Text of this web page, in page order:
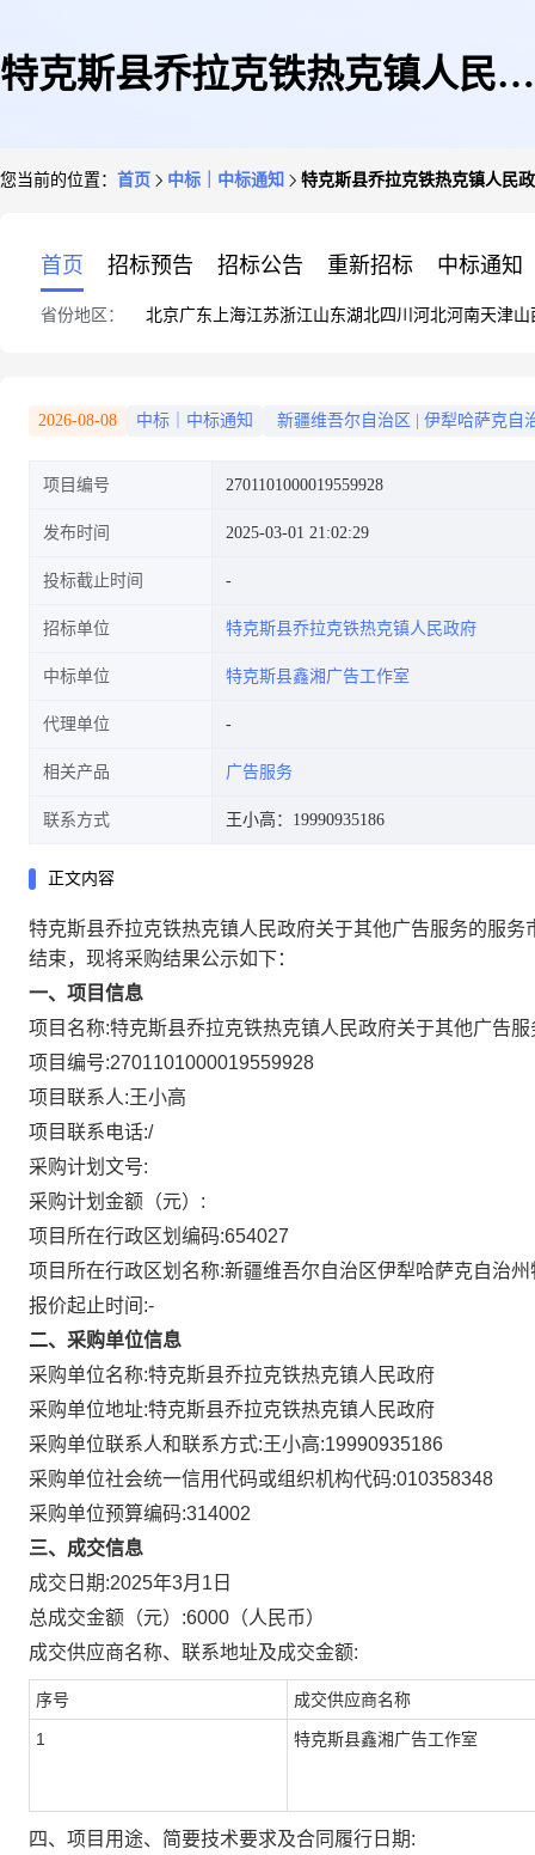
特克斯县乔拉克铁热克镇人民政
您当前的位置： 首页 中标｜中标通知 特克斯县乔拉克铁热克镇人民
首页 招标预告 招标公告 重新招标 中标通知
省份地区： 北京广东 上海江苏浙江山东湖北四川 河北河南天津山
2026-08-08 中标｜中标通知 新疆维吾尔自治区 伊犁哈萨克自
项目编号 2701101000019559928
发布时间 2025-03-01 21:02:29
投标截止时间
招标单位 特克斯县乔拉克铁热克镇人民政府
中标单位 特克斯县鑫湘广告工作室
代理单位
相关产品 广告服务
联系方式 王小高：19990935186
正文内容
特克斯县乔拉克铁热克镇人民政府关于其他广告服务的服务
结束，现将采购结果公示如下：
一、项目信息
项目名称:特克斯县乔拉克铁热克镇人民政府关于其他广告
项目编号:2701101000019559928
项目联系人:王小高
项目联系电话:/
采购计划文号:
采购计划金额（元）:
项目所在行政区划编码:654027
项目所在行政区划名称:新疆维吾尔自治区伊犁哈萨克自治州
报价起止时间:-
二、采购单位信息
采购单位名称:特克斯县乔拉克铁热克镇人民政府
采购单位地址:特克斯县乔拉克铁热克镇人民政府
采购单位联系人和联系方式:王小高:19990935186
采购单位社会统一信用代码或组织机构代码:010358348
采购单位预算编码:314002
三、成交信息
成交日期:2025年3月1日
总成交金额（元）:6000 （人民币）
成交供应商名称、联系地址及成交金额:
序号 成交供应商名称
1 特克斯县鑫湘广告工作室
四、项目用途、简要技术要求及合同履行日期: